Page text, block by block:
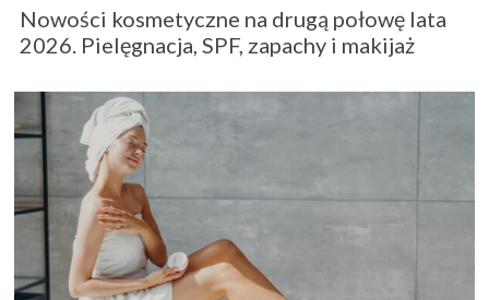
Nowości kosmetyczne na drugą połowę lata
2026. Pielęgnacja, SPF, zapachy i makijaż